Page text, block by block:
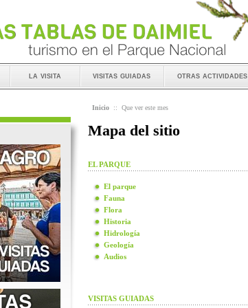
la visita visitas guiadas otras actividades
Inicio :: Que ver este mes
Mapa del sitio
EL PARQUE
El parque
Fauna
Flora
Historia
Hidrología
Geología
Audios
VISITAS GUIADAS